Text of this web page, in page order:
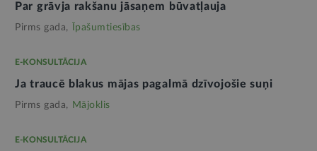
Par grāvja rakšanu jāsaņem būvatļauja
Pirms gada, Īpašumtiesības
E-KONSULTĀCIJA
Ja traucē blakus mājas pagalmā dzīvojošie suņi
Pirms gada, Mājoklis
E-KONSULTĀCIJA